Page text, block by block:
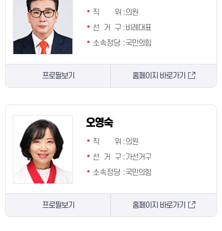
직 위
:의원
선 거 구 : 비례대표
소속정당 :국민의힘
프로필보기 홈페이지 바로가기
오영숙
직 위
:의원
선 거 구 :가선거구
소속정당 :국민의힘
프로필보기 홈페이지 바로가기